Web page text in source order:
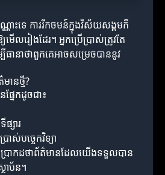
ណោះទេ ការរីកចមន៍ក្នុងវិស័យសង្គមក៏
ើលរៀងដែរ។ អ្នកប្រើប្រាស់ត្រូវតែ
ធានាថាពួកគេអាចសម្រេចបាននូវ
មានថ្មី?
ផ្នែកដូចជា៖
សារ
ាស់បច្ចេកវិទ្យា
ប្រាកដថាព័ត៌មានដែលយើងទទួលបាន
ាប័ន។